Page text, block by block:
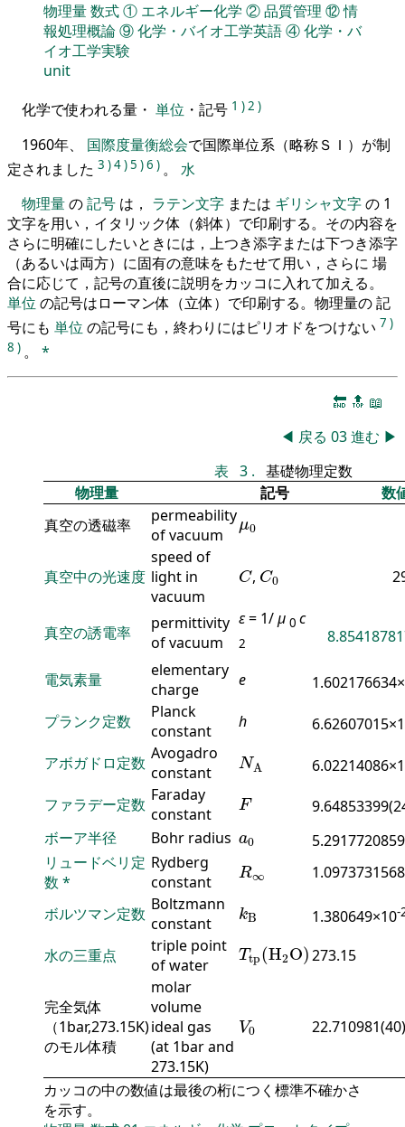
物理量数式① エネルギー化学 ②品質管理 ⑫情
報処理概論⑨化学・バイオ工学英語④化学・バ
イオ工学実験
unit
化学で使われる量・ 単位 ・記号 1 ) 2 )
1960年、 国際度量衡総会で国際単位系（略称ＳＩ）が制
定されました 3 )4)5 )6 ) 。 水
物理量の記号 は， ラテン文字 または ギリシャ文字の 1
文字を用い，イタリック体（斜体）で印刷する。その内容を
さらに明確にしたいときには，上つき添字または下つき添字
（あるいは両方）に固有の意味をもたせて用い，さらに 場
合に応じて，記号の直後に説明をカッコに入れて加える。
単位 の記号はローマン体（立体）で印刷する。物理量の 記
号にも 単位 の記号にも，終わりにはピリオドをつけない 7 )
8 ) 。 *
🔚 🔝 📖
◀ 戻る 03進む ▶
表 3 . 基礎物理定数
物理量
記号
数
真空の透磁率
permeability
of vacuum
μ0
μ0
真空中の光速度
speed of
light in
vacuum
C
C, C0
C0
真空の誘電率
permittivity
of vacuum
ε= 1/μ 0 c
2
電気素量
elementary
charge
e
プランク定数
Planck
constant
h
アボガドロ定数 Avogadro
constant
NA
NA
ファラデー定数 Faraday
constant
F
F
ボーア半径
Bohr radius a0
a0
リュードベリ定
数*
Rydberg
constant
R∞
R∞
ボルツマン定数 Boltzmann
constant
kB
kB 1.380649×10-
水の三重点
triple point
of water
Ttp(H2O)
Ttp(H 2O)273.15
完全気体
（1bar,273.15K)
のモル体積
molar
volume
ideal gas
(at 1bar and
273.15K)
V0
V0 22.710981(40)
カッコの中の数値は最後の桁につく標準不確かさ
を示す。